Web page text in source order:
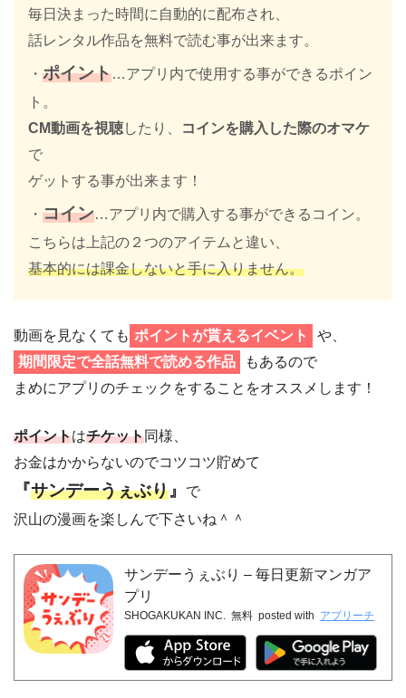
毎日決まった時間に自動的に配布され、
話レンタル作品を無料で読む事が出来ます。
・ ポイント…アプリ内で使用する事ができるポイン
ト。
CM動画を視聴したり、
コインを購入した際のオマケ
で
ゲットする事が出来ます！
・ コイン…アプリ内で購入する事ができるコイン。
こちらは上記の２つのアイテムと違い、
基本的には課金しないと手に入りません。
動画を見なくても ポイントが貰えるイベント
や、
期間限定で全話無料で読める作品
もあるので
まめにアプリのチェックをすることをオススメします！
ポイントはチケット同様、
お金はかからないのでコツコツ貯めて
『サンデーうぇぶり』
で
沢山の漫画を楽しんで下さいね＾＾
サンデーうぇぶり – 毎日更新マンガア
プリ
SHOGAKUKAN INC. 無料 posted with アプリーチ